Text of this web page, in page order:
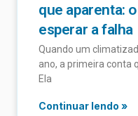
que aparenta:
esperar a falha
Quando um
ano, a primeira conta
Ela
Continuar lendo »